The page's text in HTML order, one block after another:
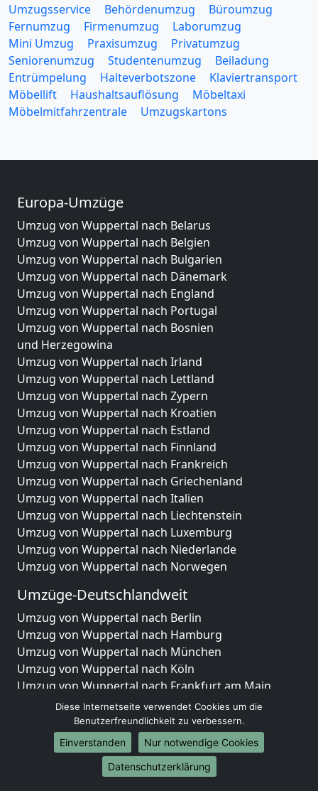
Umzugsservice Behördenumzug
Büroumzug
Fernumzug
Firmenumzug
Laborumzug
Mini Umzug
Praxisumzug
Privatumzug
Seniorenumzug
Studentenumzug
Beiladung
Entrümpelung
Halteverbotszone
Klaviertransport
Möbellift
Haushaltsauflösung
Möbeltaxi
Möbelmitfahrzentrale
Umzugskartons
Europa-Umzüge
Umzug von Wuppertal nach Belarus
Umzug von Wuppertal nach Belgien
Umzug von Wuppertal nach Bulgarien
Umzug von Wuppertal nach Dänemark
Umzug von Wuppertal nach England
Umzug von Wuppertal nach Portugal
Umzug von Wuppertal nach Bosnien
und Herzegowina
Umzug von Wuppertal nach Irland
Umzug von Wuppertal nach Lettland
Umzug von Wuppertal nach Zypern
Umzug von Wuppertal nach Kroatien
Umzug von Wuppertal nach Estland
Umzug von Wuppertal nach Finnland
Umzug von Wuppertal nach Frankreich
Umzug von Wuppertal nach Griechenland
Umzug von Wuppertal nach Italien
Umzug von Wuppertal nach Liechtenstein
Umzug von Wuppertal nach Luxemburg
Umzug von Wuppertal nach Niederlande
Umzug von Wuppertal nach Norwegen
Umzüge-Deutschlandweit
Umzug von Wuppertal nach Berlin
Umzug von Wuppertal nach Hamburg
Umzug von Wuppertal nach München
Umzug von Wuppertal nach Köln
Umzug von Wuppertal nach Frankfurt am Main
Umzug von Wuppertal nach Stuttgart
Umzug von Wuppertal nach Düsseldorf
Umzug von Wuppertal nach Leipzig
Umzug von Wuppertal nach Dortmund
Umzug von Wuppertal nach Essen
Diese Internetseite verwendet Cookies um die
Benutzerfreundlichkeit zu verbessern.
Einverstanden
Nur notwendige Cookies
Datenschutzerklärung